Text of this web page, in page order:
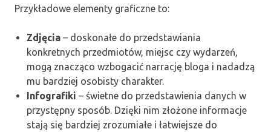
Przykładowe elementy graficzne to:
Zdjęcia – doskonałe do przedstawiania
konkretnych przedmiotów, miejsc czy wydarzeń,
mogą znacząco wzbogacić narrację bloga i nadadzą
mu bardziej osobisty charakter.
Infografiki – świetne do przedstawienia danych w
przystępny sposób. Dzięki nim złożone informacje
stają się bardziej zrozumiałe i łatwiejsze do